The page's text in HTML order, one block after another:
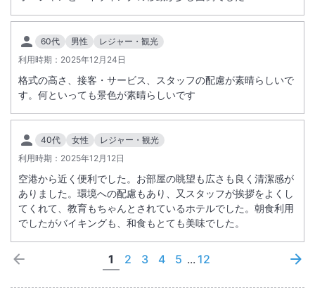
60代 男性
レジャー・観光
利用時期： 2025年12月24日
格式の高さ、接客・サービス、スタッフの配慮が素晴らしいで
す。何といっても景色が素晴らしいです
40代 女性
レジャー・観光
利用時期： 2025年12月12日
空港から近く便利でした。お部屋の眺望も広さも良く清潔感が
ありました。環境への配慮もあり、又スタッフが挨拶をよくし
てくれて、教育もちゃんとされているホテルでした。朝食利用
でしたがバイキングも、和食もとても美味でした。
1 2 3 4 5 ... 12